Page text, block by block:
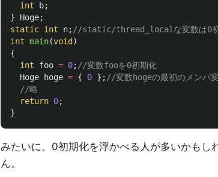
int
b;
}
Hoge;
static int n; //static/thread_localな変数は0初
int main(void )
{
int
foo = 0; //変数fooを0初期化
Hoge
hoge = { 0 }; //変数hogeの最初のメンバ
//略
return 0;
}
みたいに、0初期化を浮かべる人が多いかもし
ん。